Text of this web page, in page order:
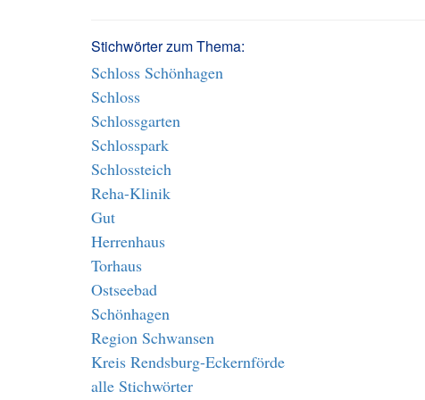
Stichwörter zum Thema:
Schloss Schönhagen
Schloss
Schlossgarten
Schlosspark
Schlossteich
Reha-Klinik
Gut
Herrenhaus
Torhaus
Ostseebad
Schönhagen
Region Schwansen
Kreis Rendsburg-Eckernförde
alle Stichwörter